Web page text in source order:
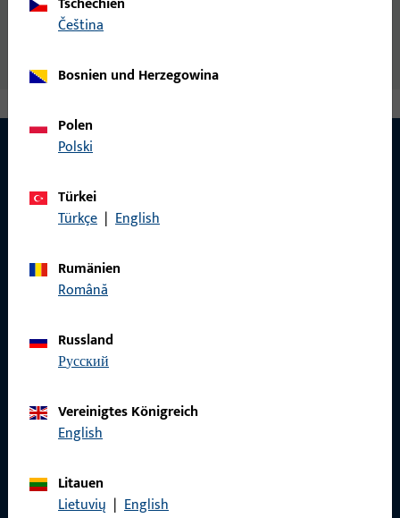
Senkkopfschraube DIN 965 M4xL -4.8 - Z
KONTAKT
Wir helfen Ihnen gern!
Haben Sie Fragen oder wünschen Sie persönliche Beratung?
Wir sind gerne für Sie da – schnell, kompetent und
čeština
Bosnien und Herzegowina
Polen
Polski
Türkei
Türkçe | English
Rumänien
Română
Russland
русский
Vereinigtes Königreich
English
Litauen
Lietuvių | English